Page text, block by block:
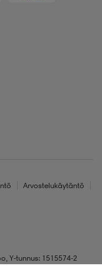
Arvostelukäytäntö
Y-tunnus: 1515574-2